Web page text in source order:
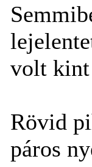
volt kint
Rövid
páros